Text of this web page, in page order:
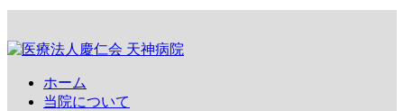
ホーム
当院について